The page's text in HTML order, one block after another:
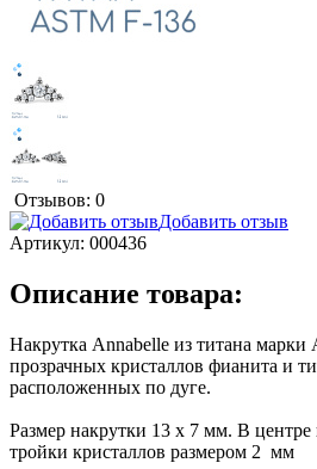
Отзывов: 0
Добавить отзыв
Артикул: 000436
Описание товара:
Накрутка Annabelle из титана марки
прозрачных кристаллов фианита и
расположенных по дуге.
Размер накрутки 13 х 7 мм. В
тройки кристаллов размером 2 мм